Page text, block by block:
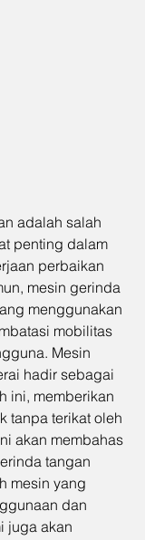
adalah salah
penting dalam
perbaikan
mesin gerinda
menggunakan
mobilitas
Mesin
hadir sebagai
ini, memberikan
tanpa terikat oleh
akan membahas
tangan
mesin yang
dan
juga akan